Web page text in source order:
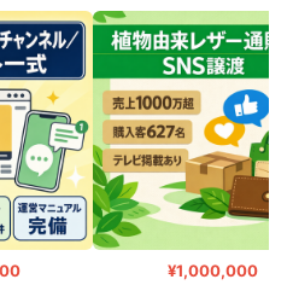
¥1,000,000